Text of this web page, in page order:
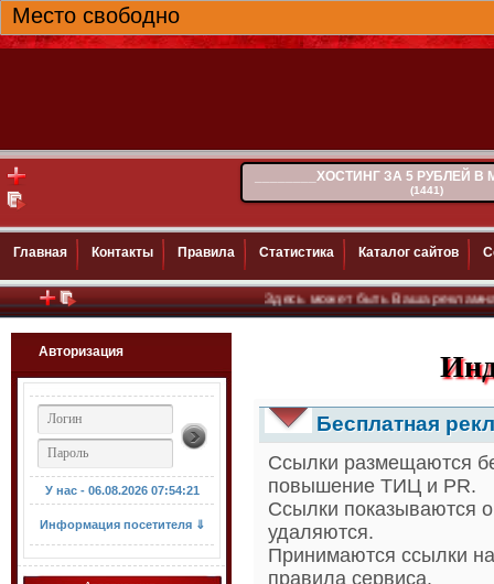
Место свободно
________ХОСТИНГ ЗА 5 РУБЛЕЙ В
(1441)
Главная Контакты Правила Статистика Каталог сайтов
Здесь может быть Ваша рекламная ссылка..
Авторизация
У нас - 06.08.2026 07:54:22
Информация посетителя ⇓
Бесплатная
Ссылки размещаются
повышение ТИЦ и PR.
Ссылки показываются
удаляются.
Принимаются ссылки
правила сервиса.